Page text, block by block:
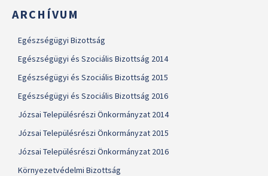
ARCHÍVUM
Egészségügyi Bizottság
Egészségügyi és Szociális Bizottság 2014
Egészségügyi és Szociális Bizottság 2015
Egészségügyi és Szociális Bizottság 2016
Józsai Településrészi Önkormányzat 2014
Józsai Településrészi Önkormányzat 2015
Józsai Településrészi Önkormányzat 2016
Környezetvédelmi Bizottság